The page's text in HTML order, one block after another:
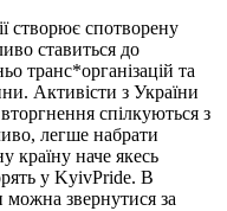
створює спотворену
ставиться до
транс*організацій та
Активісти з України
спілкуються з
легше набрати
країну наче якесь
у KyivPride. В
можна звернутися за